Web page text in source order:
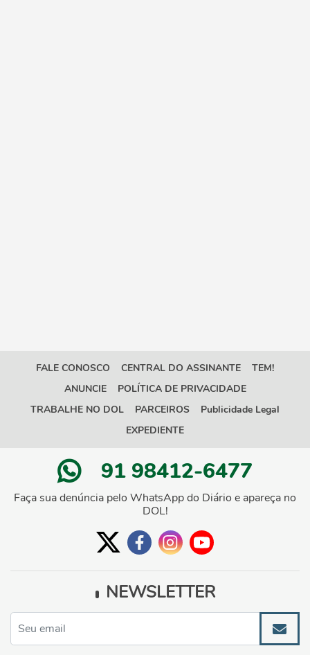
FALE CONOSCO CENTRAL DO ASSINANTE
TEM!
ANUNCIE
POLÍTICA DE PRIVACIDADE
TRABALHE NO DOL
PARCEIROS
Publicidade Legal
EXPEDIENTE
91 98412-6477
Faça sua denúncia pelo WhatsApp do Diário e apareça no
DOL!
NEWSLETTER